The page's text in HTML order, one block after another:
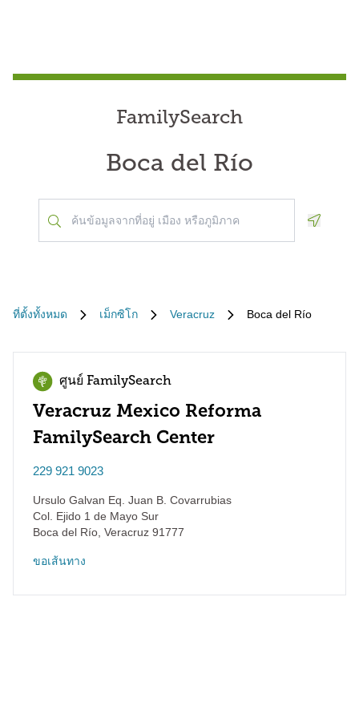
FamilySearch
Boca del Río
ที่ตั้งทั้งหมด เม็กซิโก Veracruz Boca del Río
ศูนย์ FamilySearch
Veracruz Mexico Reforma
FamilySearch Center
229 921 9023
Ursulo Galvan Eq. Juan B. Covarrubias
Col. Ejido 1 de Mayo Sur
Boca del Río Veracruz 91777
ขอเส้นทาง